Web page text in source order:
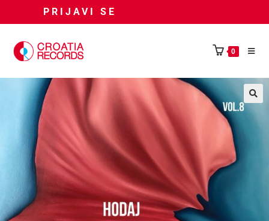
PRIJAVI SE
0